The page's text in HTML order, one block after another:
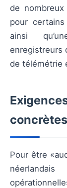
de
pour
ainsi
enregistreurs
de télémétrie
Pour être